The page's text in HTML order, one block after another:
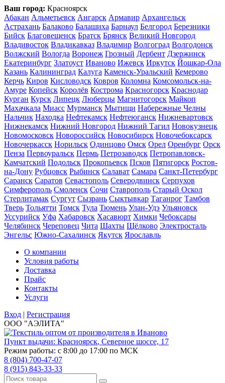
Ваш город: Красноярск
Абакан Альметьевск Ангарск Армавир Архангельск
Астрахань Балаково Балашиха Барнаул Белгород Березники
Бийск Благовещенск Братск Брянск Великий Новгород
Владивосток Владикавказ Владимир Волгоград Волгодонск
Волжский Вологда Воронеж Грозный Дербент Дзержинск
Екатеринбург Златоуст Иваново Ижевск Иркутск Йошкар-Ола
Казань Калининград Калуга Каменск-Уральский Кемерово
Керчь Киров Кисловодск Ковров Коломна Комсомольск-на-
Амуре Копейск Королёв Кострома Красногорск Краснодар
Курган Курск Липецк Люберцы Магнитогорск Майкоп
Махачкала Миасс Мурманск Мытищи Набережные Челны
Нальчик Находка Нефтекамск Нефтеюганск Нижневартовск
Нижнекамск Нижний Новгород Нижний Тагил Новокузнецк
Новомосковск Новороссийск Новосибирск Новочебоксарск
Новочеркасск Норильск Одинцово Омск Орел Оренбург Орск
Пенза Первоуральск Пермь Петрозаводск Петропавловск-
Камчатский Подольск Прокопьевск Псков Пятигорск Ростов-
на-Дону Рубцовск Рыбинск Салават Самара Санкт-Петербург
Саранск Саратов Севастополь Северодвинск Серпухов
Симферополь Смоленск Сочи Ставрополь Старый Оскол
Стерлитамак Сургут Сызрань Сыктывкар Таганрог Тамбов
Тверь Тольятти Томск Тула Тюмень Улан-Удэ Ульяновск
Уссурийск Уфа Хабаровск Хасавюрт Химки Чебоксары
Челябинск Череповец Чита Шахты Щёлково Электросталь
Энгельс Южно-Сахалинск Якутск Ярославль
О компании
Условия работы
Доставка
Прайс
Контакты
Услуги
Вход | Регистрация
ООО "АЭЛИТА"
Пункт выдачи: Красноярск, Северное шоссе, 17
Режим работы: с 8:00 до 17:00 по МСК
8 (804) 700-47-07
8 (915) 843-33-33